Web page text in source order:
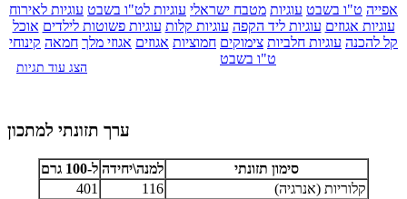
אפייה ט"ו בשבט עוגיות מטבח ישראלי עוגיות לט"ו בשבט עוגיות לאירוח
עוגיות אגוזים עוגיות ליד הקפה עוגיות קלות עוגיות פשוטות לילדים אוכל
קל להכנה עוגיות חלביות צימוקים חמוציות אגוזים אגוזי מלך חמאה קינוחי
ט"ו בשבט
הצג עוד תגיות
ערך תזונתי למתכון
סימון תזונתי למנה\יחידה ל-100 גרם
קלוריות (אנרגיה)
116
401